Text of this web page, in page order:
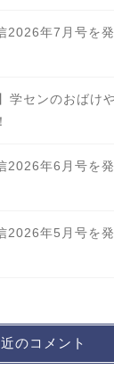
2026年7月号を
学センのおばけ
2026年6月号を
2026年5月号を
のコメント